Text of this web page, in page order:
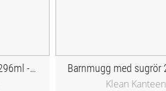
Barnmugg med sugrör 296ml - Rouge Red
Klean Kanteen